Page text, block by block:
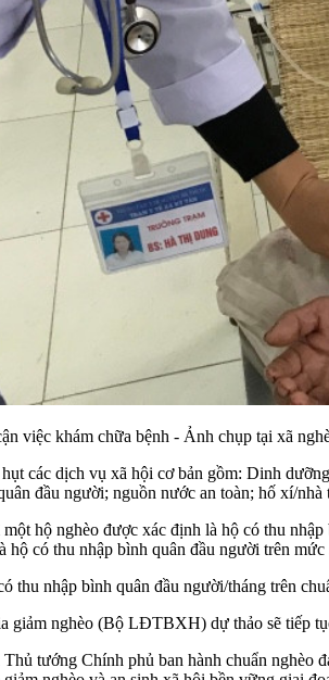
việc khám chữa bệnh - Ảnh chụp tại xã
các dịch vụ xã hội cơ bản gồm: Dinh
đầu người; nguồn nước an toàn; hố xí/
hộ nghèo được xác định là hộ có thu
hộ có thu nhập bình quân đầu người trên
thu nhập bình quân đầu người/tháng trên
giảm nghèo (Bộ LĐTBXH) dự thảo sẽ tiếp
tướng Chính phủ ban hành chuẩn nghèo